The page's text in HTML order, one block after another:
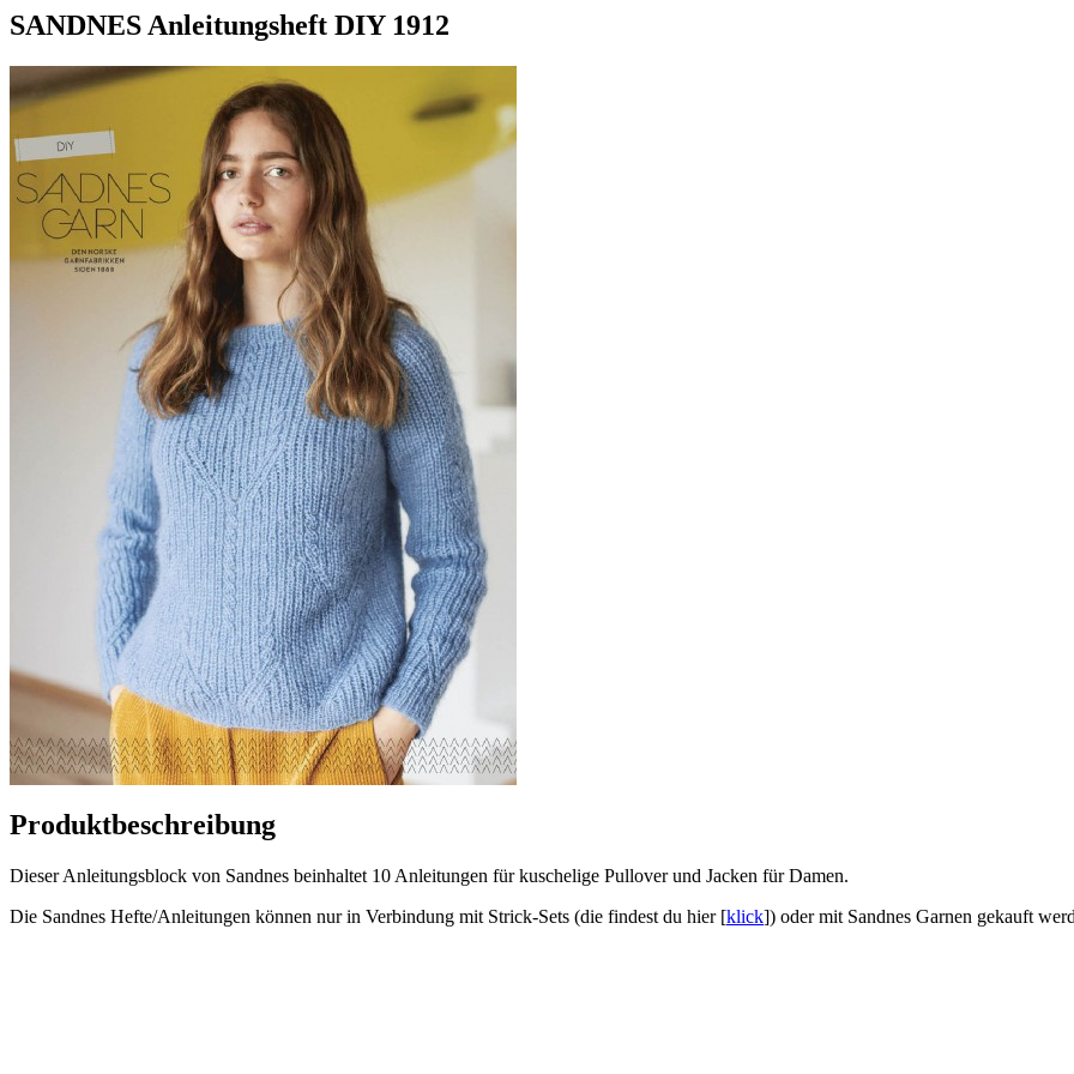
SANDNES Anleitungsheft DIY 1912
Produktbeschreibung
Dieser Anleitungsblock von Sandnes beinhaltet 10 Anleitungen für kuschelige Pullover und Jacken für Damen.
Die Sandnes Hefte/Anleitungen können nur in Verbindung mit Strick-Sets (die findest du hier [klick]) oder mit Sandnes Garnen gekauft